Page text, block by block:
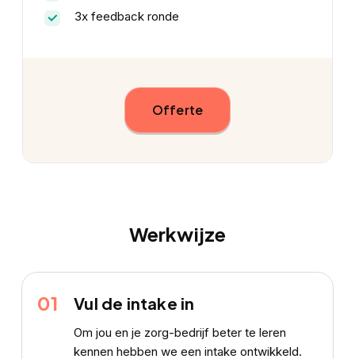
3x feedback ronde
Offerte
Werkwijze
01 Vul de intake in
Om jou en je zorg-bedrijf beter te leren
kennen hebben we een intake ontwikkeld.